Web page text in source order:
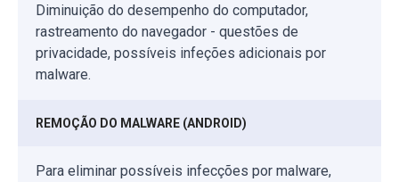
Diminuição do desempenho do computador,
rastreamento do navegador - questões de
privacidade, possíveis infeções adicionais por
malware.
REMOÇÃO DO MALWARE (ANDROID)
Para eliminar possíveis infecções por malware,